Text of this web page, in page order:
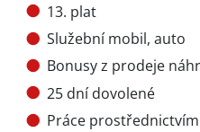
13. plat
Služební mobil, auto
Bonusy z prodeje
25 dní dovolené
Práce